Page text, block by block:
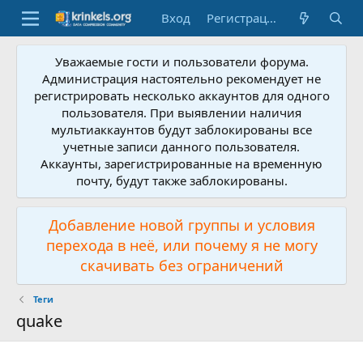
Вход Регистрация
Уважаемые гости и пользователи форума.
Администрация настоятельно рекомендует не
регистрировать несколько аккаунтов для одного
пользователя. При выявлении наличия
мультиаккаунтов будут заблокированы все
учетные записи данного пользователя.
Аккаунты, зарегистрированные на временную
почту, будут также заблокированы.
Добавление новой группы и условия
перехода в неё, или почему я не могу
скачивать без ограничений
Теги
quake